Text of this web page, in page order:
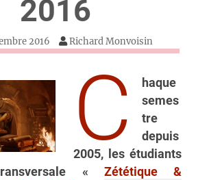
2016
2016 Richard Monvoisin
C
haque
semes
tre
depuis
2005, les étudiants
« Zététique &